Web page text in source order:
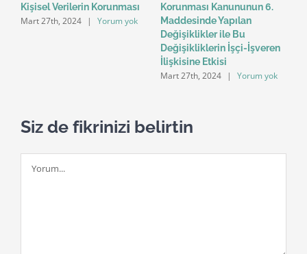
Kişisel Verilerin Korunması
Mart 27th, 2024 | Yorum yok
Korunması Kanununun 6.
Maddesinde Yapılan
Değişiklikler ile Bu
Değişikliklerin İşçi-İşveren
İlişkisine Etkisi
Mart 27th, 2024 | Yorum yok
Siz de fikrinizi belirtin